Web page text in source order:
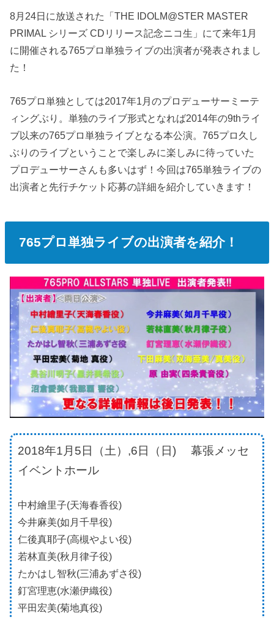
8月24日に放送された「THE IDOLM@STER MASTER
PRIMAL シリーズ CDリリース記念ニコ生」にて来年1月
に開催される765プロ単独ライブの出演者が発表されまし
た！
765プロ単独としては2017年1月のプロデューサーミーテ
ィングぶり。単独のライブ形式となれば2014年の9thライ
ブ以来の765プロ単独ライブとなる本公演。765プロ久し
ぶりのライブということで楽しみに楽しみに待っていた
プロデューサーさんも多いはず！今回は765単独ライブの
出演者と先行チケット応募の詳細を紹介していきます！
765プロ単独ライブの出演者を紹介！
2018年1月5日（土）,6日（日)
幕張メッセ
イベントホール
中村繪里子(天海春香役)
今井麻美(如月千早役)
仁後真耶子(高槻やよい役)
若林直美(秋月律子役)
たかはし智秋(三浦あずさ役)
釘宮理恵(水瀬伊織役)
平田宏美(菊地真役)